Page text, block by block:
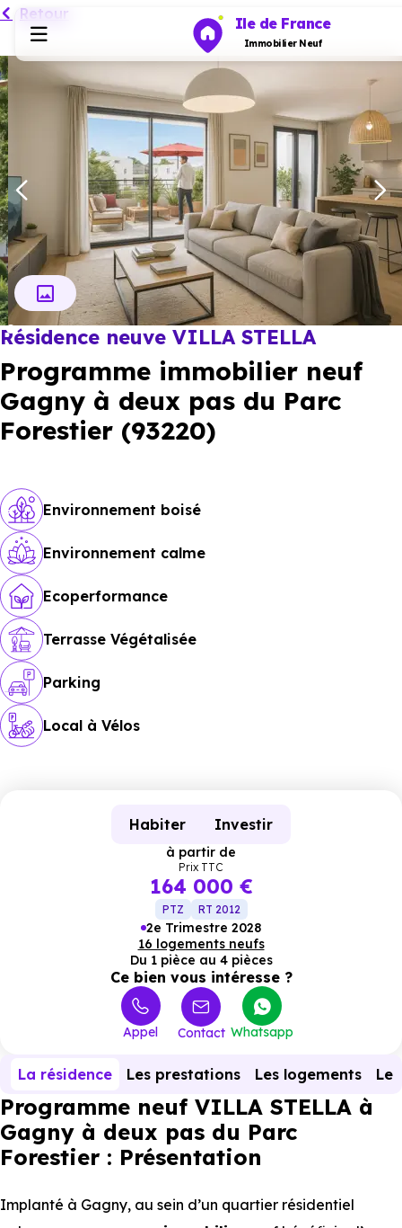
Ile de France
Immobilier Neuf
Programmes neufs
Habiter
Investir
Actualités
Ressources
Financer
Retour
Résidence neuve VILLA STELLA
Programme immobilier neuf
Gagny à deux pas du Parc
Forestier (93220)
Environnement boisé
Environnement calme
Ecoperformance
Terrasse Végétalisée
Parking
Local à Vélos
Habiter Investir
à partir de
Prix TTC
164 000 €
PTZ RT 2012
2e Trimestre 2028
16 logements neufs
Du 1 pièce au 4 pièces
Ce bien vous intéresse ?
Appel Contact Whatsapp
La résidence Les prestations Les logements Le
Programme neuf VILLA STELLA à
Gagny à deux pas du Parc
Forestier : Présentation
Implanté à Gagny, au sein d’un quartier résidentiel